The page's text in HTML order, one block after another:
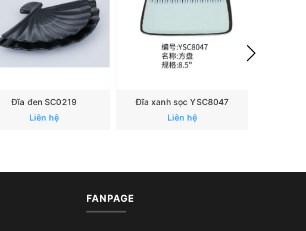
Đĩa đen SC0219
Liên hệ
Đĩa xanh sọc YSC8047
Liên hệ
FANPAGE